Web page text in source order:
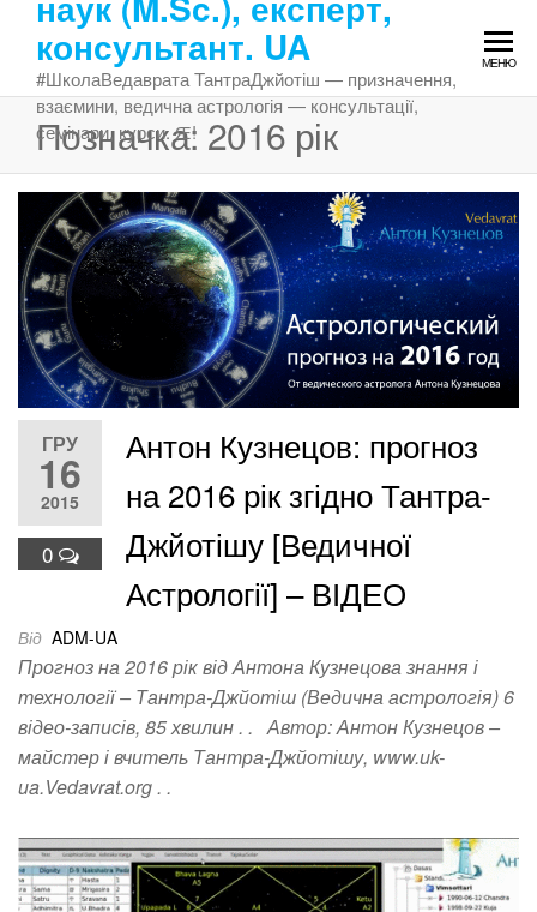
Перейти
змістуконсультант. UA
#ШколаВедаврата ТантраДжйотіш — призначення,
взаємини, ведична астрологія — консультації,
семінари, курси. Ԙ!
МЕНЮ
Позначка: 2016 рік
ГРУ
16
2015
0
Антон Кузнецов: прогноз
на 2016 рік згідно Тантра-
Джйотішу [Ведичної
Астрології] – ВІДЕО
Від ADM-UA
Прогноз на 2016 рік від Антона Кузнецова знання і
технології – Тантра-Джйотіш (Ведична астрологія) 6
відео-записів, 85 хвилин . . Автор: Антон Кузнецов –
майстер і вчитель Тантра-Джйотішу, www.uk-
ua.Vedavrat.org . .